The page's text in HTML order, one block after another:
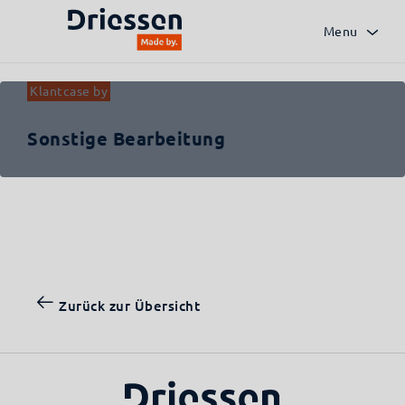
Menu
Zurück zur Übersicht
Klantcase by
Sonstige Bearbeitung
Zurück zur Übersicht